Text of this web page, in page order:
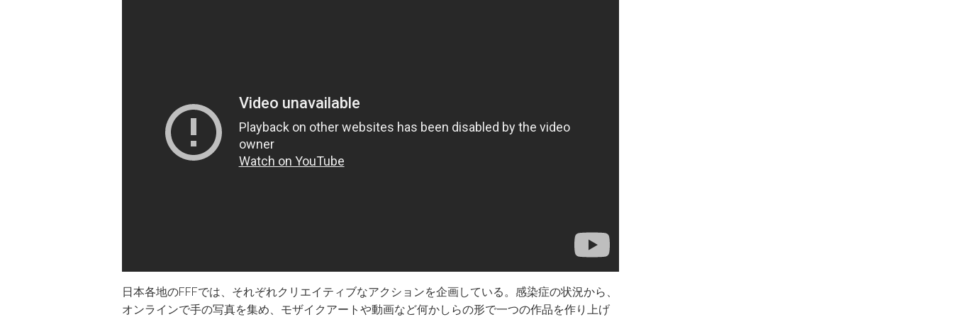
日本各地のFFFでは、それぞれクリエイティブなアクションを企画している。感染症の状況から、
オンラインで手の写真を集め、モザイクアートや動画など何かしらの形で一つの作品を作り上げ